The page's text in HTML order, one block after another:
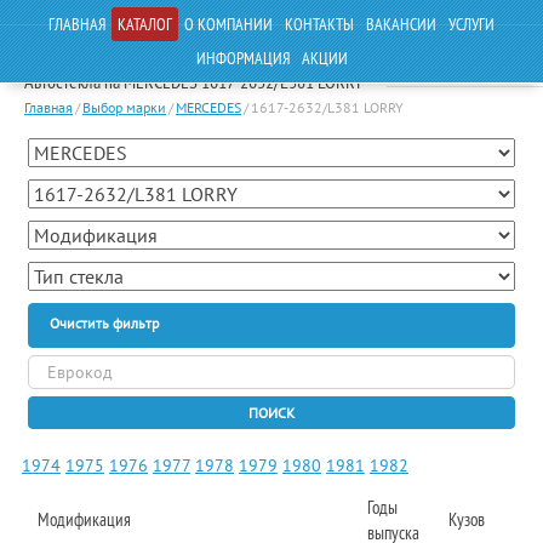
ГЛАВНАЯ КАТАЛОГ О КОМПАНИИ КОНТАКТЫ ВАКАНСИИ УСЛУГИ
ИНФОРМАЦИЯ АКЦИИ
Автостекла на MERCEDES 1617-2632/L381 LORRY
Главная / Выбор марки / MERCEDES/ 1617-2632/L381 LORRY
Очистить фильтр
ПОИСК
1974 1975 1976 1977 1978 1979 1980 1981 1982
Модификация
Годы
выпуска
Кузов